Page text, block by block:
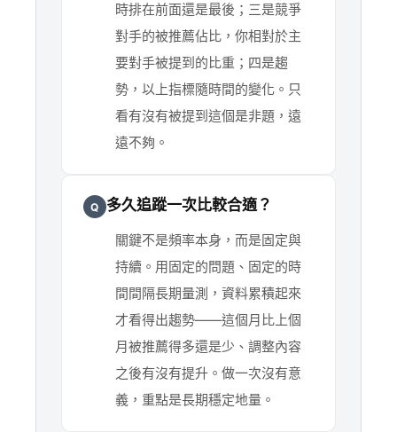
時排在前面還是最後；三是競爭
對手的被推薦佔比，你相對於主
要對手被提到的比重；四是趨
勢，以上指標隨時間的變化。只
看有沒有被提到這個是非題，遠
遠不夠。
Q 多久追蹤一次比較合適？
關鍵不是頻率本身，而是固定與
持續。用固定的問題、固定的時
間間隔長期量測，資料累積起來
才看得出趨勢——這個月比上個
月被推薦得多還是少、調整內容
之後有沒有提升。做一次沒有意
義，重點是長期穩定地量。